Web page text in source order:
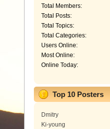
Total Members:
Total Posts:
Total Topics:
Total Categories:
Users Online:
Most Online:
Online Today:
Top 10 Posters
Dmitry
Ki-young